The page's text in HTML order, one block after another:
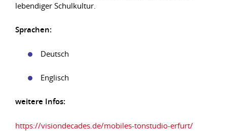
lebendiger Schulkultur.
Sprachen:
Deutsch
Englisch
weitere Infos:
https://visiondecades.de/mobiles-tonstudio-erfurt/